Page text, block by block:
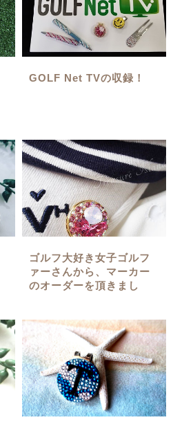
GOLF Net TVの収録！
ゴルフ大好き女子ゴルフ
ァーさんから、マーカー
のオーダーを頂きまし